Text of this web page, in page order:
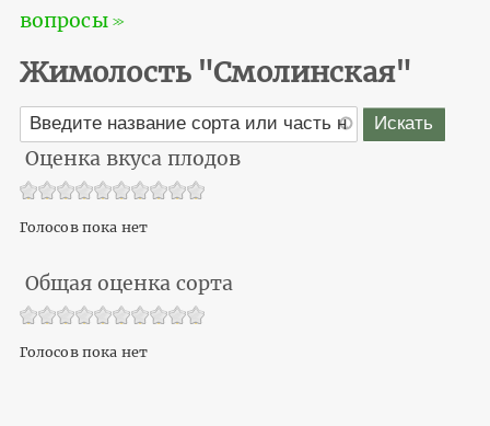
вопросы ≫
Жимолость "Смолинская"
Оценка вкуса плодов
Голосов пока нет
Общая оценка сорта
Голосов пока нет